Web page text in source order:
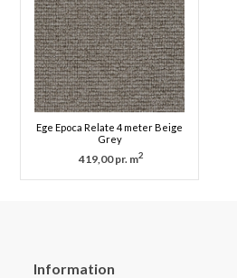
Ege Epoca Relate 4 meter Beige
Grey
419,00 pr. m2
Information